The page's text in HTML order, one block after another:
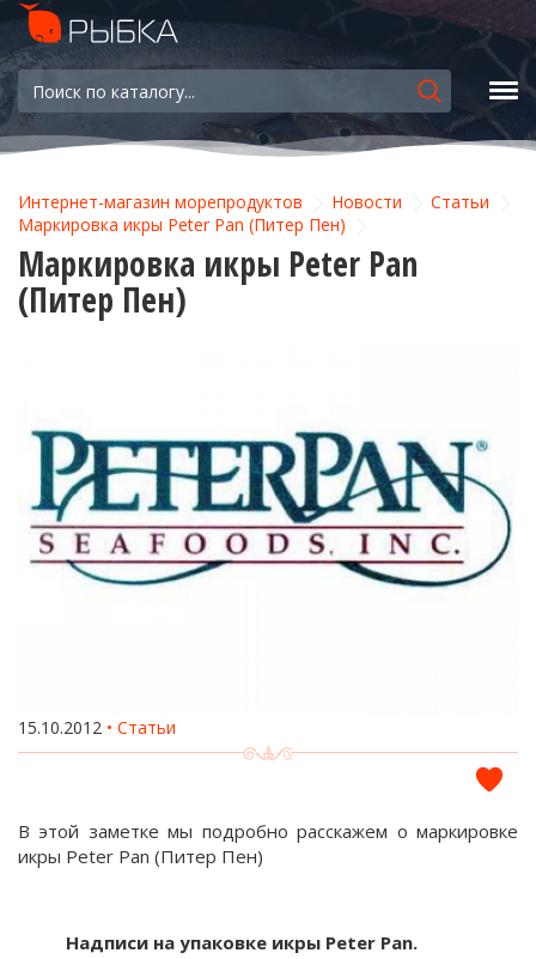
Интернет-магазин морепродуктов Новости
Статьи
Маркировка икры Peter Pan (Питер Пен)
Маркировка икры Peter Pan
(Питер Пен)
15.10.2012 Статьи
В этой заметке мы подробно расскажем о маркировке
икры Peter Pan (Питер Пен)
Надписи на упаковке икры Peter Pan.